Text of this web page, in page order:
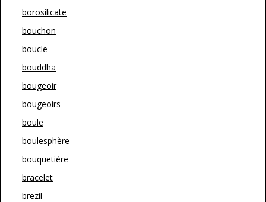
borosilicate
bouchon
boucle
bouddha
bougeoir
bougeoirs
boule
boulesphère
bouquetière
bracelet
brezil